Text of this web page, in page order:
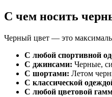
С чем носить
Черный цвет — это
С любой спортивной
С джинсами: Черные,
С шортами: Летом
С классической
С любой цветовой